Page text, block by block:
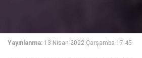
Yayınlanma: 13 Nisan 2022 Çarşamba 17:45